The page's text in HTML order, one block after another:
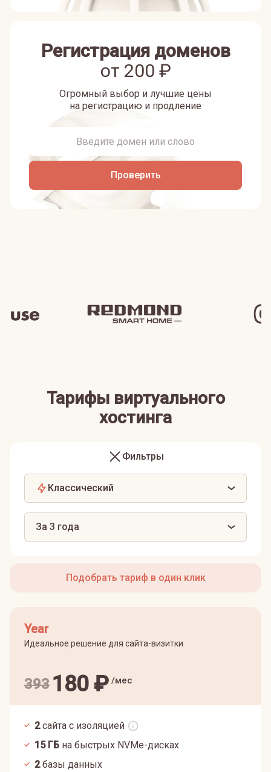
Регистрация доменов
от 200 ₽
Огромный выбор и лучшие цены
на регистрацию и продление
Проверить
Тарифы виртуального
хостинга
Фильтры
Классический
За 3 года
Подобрать тариф в один клик
Year
Идеальное решение для сайта-визитки
393 180₽ /мес
2 сайта с изоляцией
15ГБ на быстрых NVMe-дисках
2базы данных